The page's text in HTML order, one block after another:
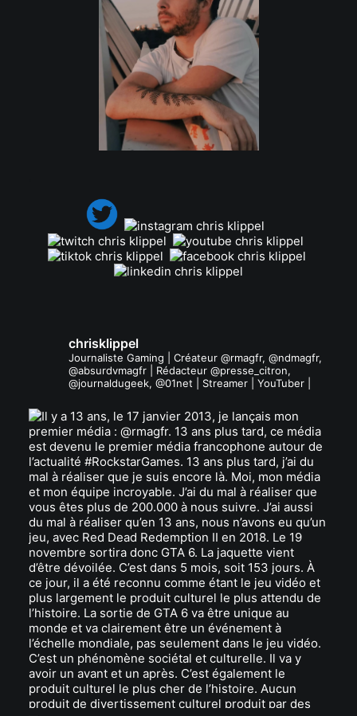
chrisklippel
Journaliste Gaming | Créateur @rmagfr, @ndmagfr,
@absurdvmagfr | Rédacteur @presse_citron,
@journaldugeek, @01net | Streamer | YouTuber |